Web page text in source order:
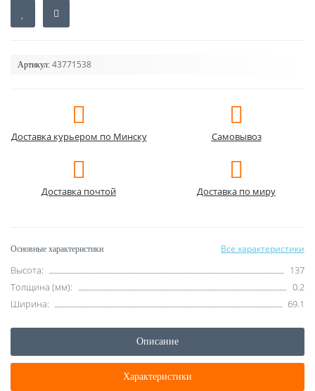
Артикул: 43771538
Доставка курьером по Минску Самовывоз
Доставка почтой Доставка по миру
Основные характеристики Все характеристики
Высота:
137
Толщина (мм):
0.2
Ширина:
69.1
Описание
Характеристики